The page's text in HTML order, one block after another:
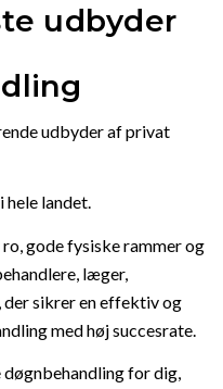
udbyder
udbyder af privat
landet.
gode fysiske rammer og
læger,
der sikrer en effektiv og
med høj succesrate.
for dig,